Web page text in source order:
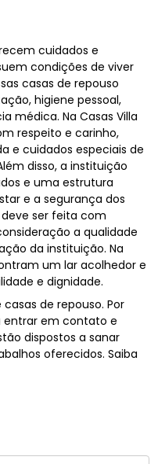
cuidados e
condições de viver
casas de repouso
higiene pessoal,
médica. Na Casas Villa
respeito e carinho,
e cuidados especiais de
disso, a instituição
e uma estrutura
e a segurança dos
ser feita com
a qualidade
da instituição. Na
um lar acolhedor e
e dignidade.
de repouso. Por
entrar em contato e
dispostos a sanar
oferecidos. Saiba